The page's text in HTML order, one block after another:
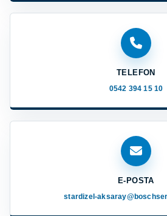
TELEFON
0542 394 15 10
E-POSTA
stardizel-